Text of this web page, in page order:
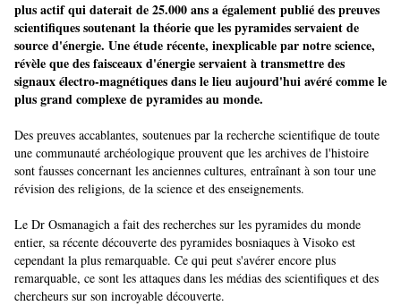
plus actif qui daterait de 25.000 ans a également publié des preuves
scientifiques soutenant la théorie que les pyramides servaient de
source d'énergie. Une étude récente, inexplicable par notre science,
révèle que des faisceaux d'énergie servaient à transmettre des
signaux électro-magnétiques dans le lieu aujourd'hui avéré comme le
plus grand complexe de pyramides au monde.
Des preuves accablantes, soutenues par la recherche scientifique de toute
une communauté archéologique prouvent que les archives de l'histoire
sont fausses concernant les anciennes cultures, entraînant à son tour une
révision des religions, de la science et des enseignements.
Le Dr Osmanagich a fait des recherches sur les pyramides du monde
entier, sa récente découverte des pyramides bosniaques à Visoko est
cependant la plus remarquable. Ce qui peut s'avérer encore plus
remarquable, ce sont les attaques dans les médias des scientifiques et des
chercheurs sur son incroyable découverte.